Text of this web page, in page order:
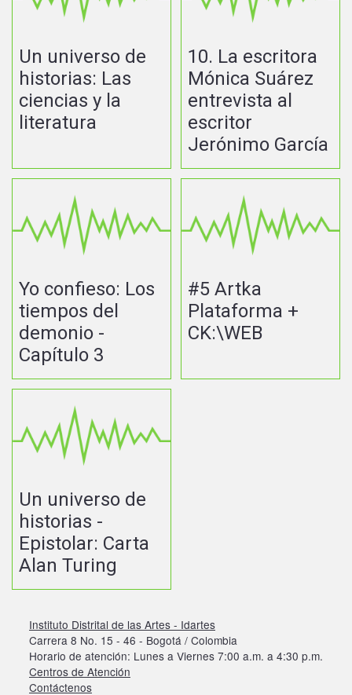
Un universo de
historias: Las
ciencias y la
literatura
10. La escritora
Mónica Suárez
entrevista al
escritor
Jerónimo García
Yo confieso: Los
tiempos del
demonio -
Capítulo 3
#5 Artka
Plataforma +
CK:\WEB
Un universo de
historias -
Epistolar: Carta
Alan Turing
Instituto Distrital de las Artes - Idartes
Carrera 8 No. 15 - 46 - Bogotá / Colombia
Horario de atención: Lunes a Viernes 7:00 a.m. a 4:30 p.m.
Centros de Atención
Contáctenos